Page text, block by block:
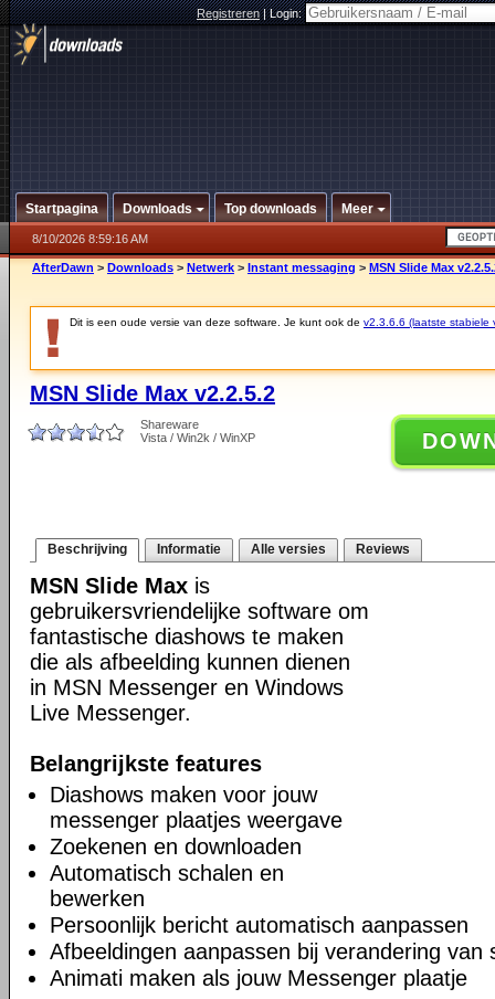
Registreren|Login:
Startpagina Downloads Top downloads Meer
8/10/2026 8:59:16 AM
AfterDawn > Downloads > Netwerk > Instant messaging > MSN Slide Max
Dit is een oude versie van deze software. Je kunt ook de v2.3.6.6 (laatste stabiele
MSN Slide Max v2.2.5.2
Shareware
Vista / Win2k / WinXP
Beschrijving Informatie Alle versies Reviews
MSN Slide Max is
gebruikersvriendelijke software om
fantastische diashows te maken
die als afbeelding kunnen dienen
in MSN Messenger en Windows
Live Messenger.
Belangrijkste features
Diashows maken voor jouw
messenger plaatjes weergave
Zoekenen en downloaden
Automatisch schalen en
bewerken
Persoonlijk bericht automatisch aanpassen
Afbeeldingen aanpassen bij verandering van
Animati maken als jouw Messenger plaatje